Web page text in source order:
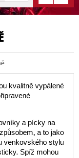
kvalitně vypálené
a pícky na
a to jako
venkovského stylu
Spíž mohou